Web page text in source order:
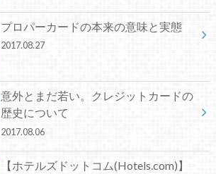
プロパーカードの本来の意味と実態
2017.08.27
意外とまだ若い。クレジットカードの
歴史について
2017.08.06
【ホテルズドットコム(Hotels.com)】